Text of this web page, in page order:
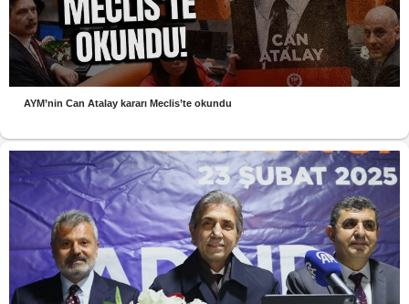
AYM’nin Can Atalay kararı Meclis’te okundu